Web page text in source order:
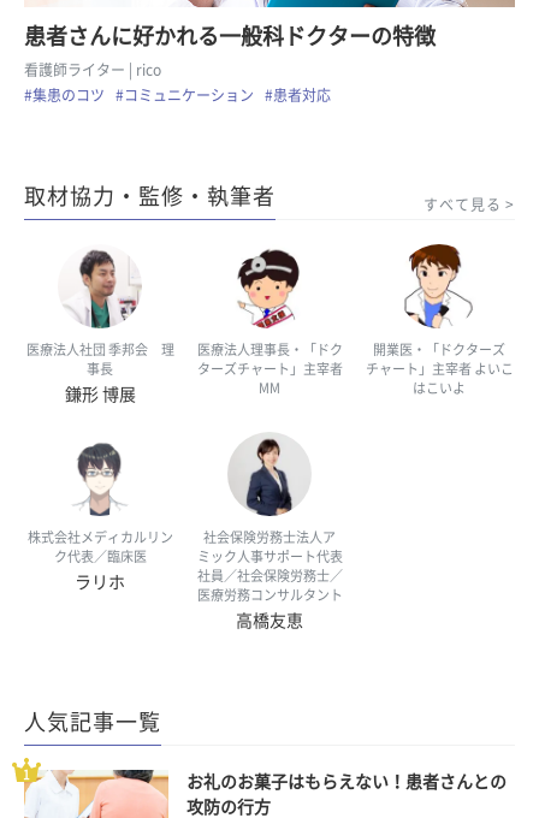
患者さんに好かれる一般科ドクターの特徴
看護師ライター
| rico
#集患のコツ
#コミュニケーション #患者対応
取材協力・監修・執筆者 すべて見る
医療法人社団 季邦会 理
事長
鎌形 博展
医療法人理事長・「ドク
ターズチャート」主宰者
MM
開業医・「ドクターズ
チャート」主宰者 よいこ
はこいよ
株式会社メディカルリン
ク代表／臨床医
ラリホ
社会保険労務士法人ア
ミック人事サポート代表
社員／社会保険労務士／
医療労務コンサルタント
高橋友恵
人気記事一覧
お礼のお菓子はもらえない！患者さんとの
攻防の行方